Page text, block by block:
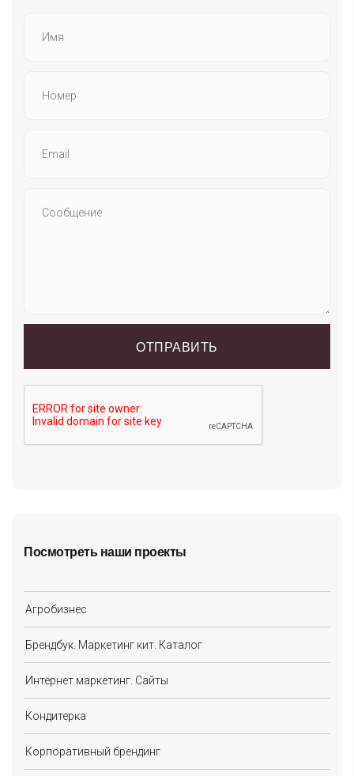
Посмотреть наши проекты
Агробизнес
Брендбук. Маркетинг кит. Каталог
Интернет маркетинг. Сайты
Кондитерка
Корпоративный брендинг